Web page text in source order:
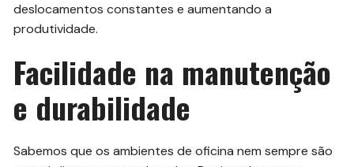
deslocamentos constantes e aumentando a
produtividade.
Facilidade na manutenção
e durabilidade
Sabemos que os ambientes de oficina nem sempre são